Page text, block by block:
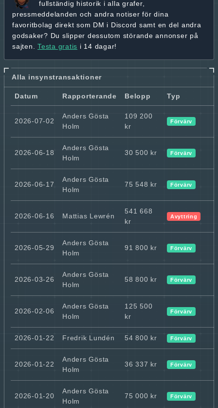
fullständig historik i alla grafer,
pressmeddelanden och andra notiser för dina
favoritbolag direkt som DM i Discord samt en del andra
godsaker? Du slipper dessutom störande annonser på
sajten. Testa gratis i 14 dagar!
Alla insynstransaktioner
Datum Rapporterande Belopp Typ
2026-07-02
Anders Gösta
Holm
109 200
kr
Förvärv
2026-06-18
Anders Gösta
Holm
30 500 kr Förvärv
2026-06-17
Anders Gösta
Holm
75 548 kr Förvärv
2026-06-16 Mattias Lewrén
541 668
kr
Avyttring
2026-05-29
Anders Gösta
Holm
91 800 kr Förvärv
2026-03-26
Anders Gösta
Holm
58 800 kr Förvärv
2026-02-06
Anders Gösta
Holm
125 500
kr
Förvärv
2026-01-22 Fredrik Lundén 54 800 kr Förvärv
2026-01-22
Anders Gösta
Holm
36 337 kr Förvärv
2026-01-20
Anders Gösta
Holm
75 000 kr Förvärv